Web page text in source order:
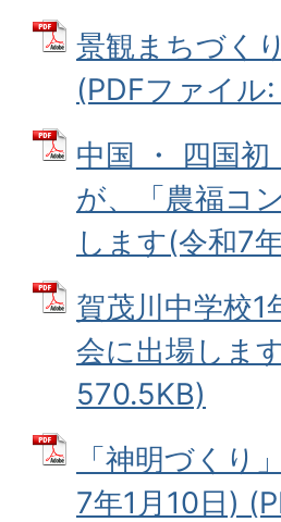
景観まちづく
(PDFファイル
中国 ・ 四国
が、「農福コ
します(令和7
賀茂川中学校
会に出場しま
570.5KB)
「神明づくり
7年1月10日)